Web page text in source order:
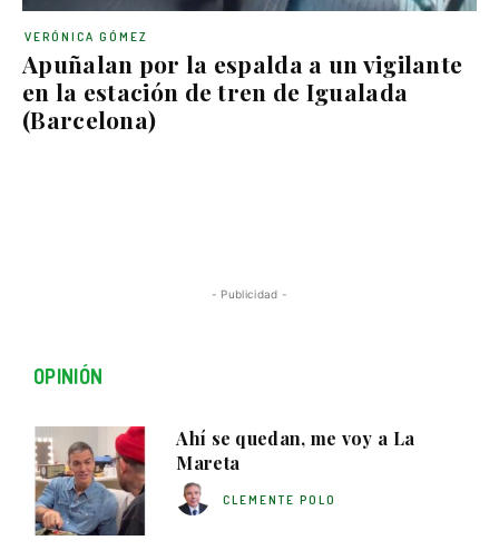
Apuñalan por la espalda a un vigilante
en la estación de tren de Igualada
(Barcelona)
VERÓNICA GÓMEZ
- Publicidad -
OPINIÓN
Ahí se quedan, me voy a La
Mareta
CLEMENTE POLO